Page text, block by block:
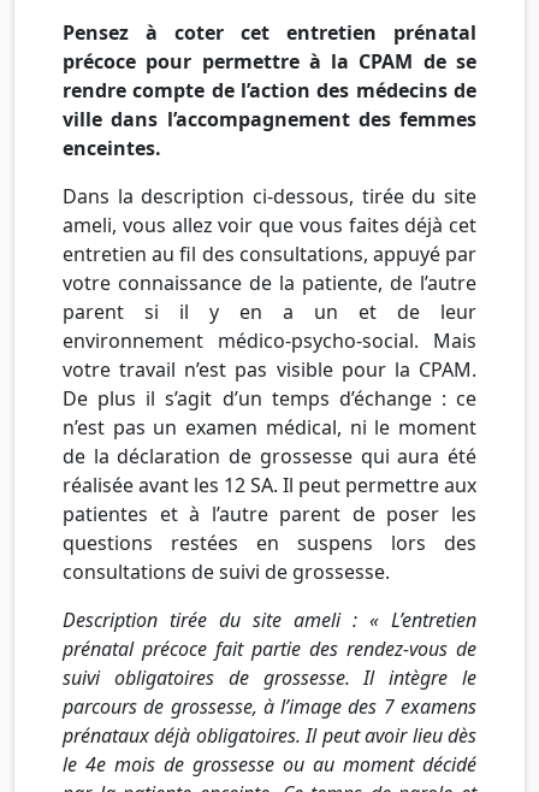
Pensez à coter cet entretien prénatal
précoce pour permettre à la CPAM de se
rendre compte de l’action des médecins de
ville dans l’accompagnement des femmes
enceintes.
Dans la description ci-dessous, tirée du site
ameli, vous allez voir que vous faites déjà cet
entretien au fil des consultations, appuyé par
votre connaissance de la patiente, de l’autre
parent si il y en a un et de leur
environnement médico-psycho-social. Mais
votre travail n’est pas visible pour la CPAM.
De plus il s’agit d’un temps d’échange : ce
n’est pas un examen médical, ni le moment
de la déclaration de grossesse qui aura été
réalisée avant les 12 SA. Il peut permettre aux
patientes et à l’autre parent de poser les
questions restées en suspens lors des
consultations de suivi de grossesse.
Description tirée du site ameli : « L’entretien
prénatal précoce fait partie des rendez-vous de
suivi obligatoires de grossesse. Il intègre le
parcours de grossesse, à l’image des 7 examens
prénataux déjà obligatoires. Il peut avoir lieu dès
le 4e mois de grossesse ou au moment décidé